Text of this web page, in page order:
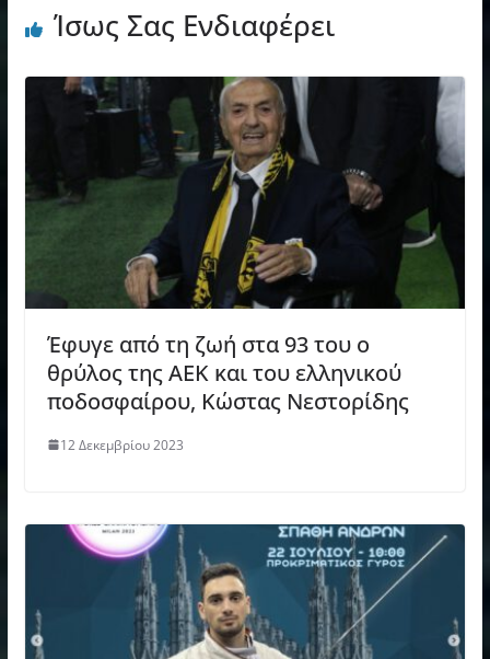
Ίσως Σας Ενδιαφέρει
Έφυγε από τη ζωή στα 93 του ο
θρύλος της ΑΕΚ και του ελληνικού
ποδοσφαίρου, Κώστας Νεστορίδης
12 Δεκεμβρίου 2023